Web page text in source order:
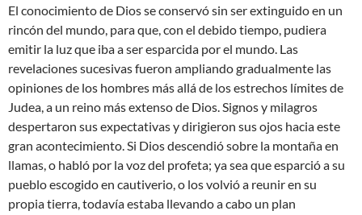
El conocimiento de Dios se conservó sin ser extinguido en un
rincón del mundo, para que, con el debido tiempo, pudiera
emitir la luz que iba a ser esparcida por el mundo. Las
revelaciones sucesivas fueron ampliando gradualmente las
opiniones de los hombres más allá de los estrechos límites de
Judea, a un reino más extenso de Dios. Signos y milagros
despertaron sus expectativas y dirigieron sus ojos hacia este
gran acontecimiento. Si Dios descendió sobre la montaña en
llamas, o habló por la voz del profeta; ya sea que esparció a su
pueblo escogido en cautiverio, o los volvió a reunir en su
propia tierra, todavía estaba llevando a cabo un plan